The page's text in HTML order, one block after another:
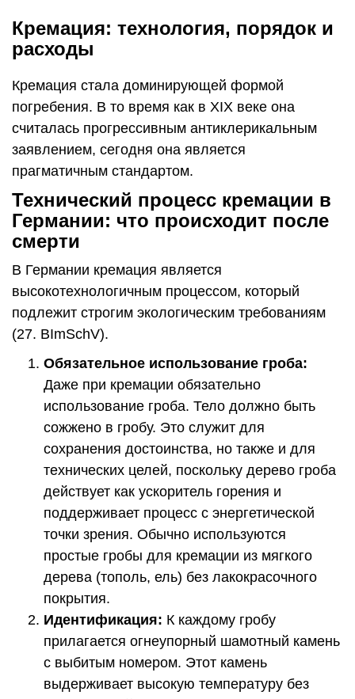
Кремация: технология, порядок и
расходы
Кремация стала доминирующей формой
погребения. В то время как в XIX веке она
считалась прогрессивным антиклерикальным
заявлением, сегодня она является
прагматичным стандартом.
Технический процесс кремации в
Германии: что происходит после
смерти
В Германии кремация является
высокотехнологичным процессом, который
подлежит строгим экологическим требованиям
(27. BImSchV).
Обязательное использование гроба:
Даже при кремации обязательно
использование гроба. Тело должно быть
сожжено в гробу. Это служит для
сохранения достоинства, но также и для
технических целей, поскольку дерево гроба
действует как ускоритель горения и
поддерживает процесс с энергетической
точки зрения. Обычно используются
простые гробы для кремации из мягкого
дерева (тополь, ель) без лакокрасочного
покрытия.
Идентификация: К каждому гробу
прилагается огнеупорный шамотный камень
с выбитым номером. Этот камень
выдерживает высокую температуру без